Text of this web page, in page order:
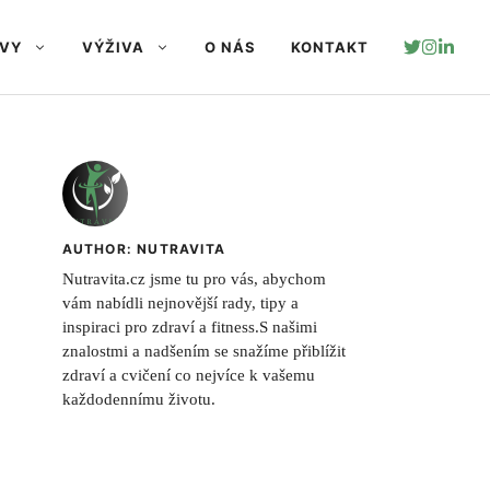
VÝŽIVA O NÁS KONTAKT
AUTHOR: NUTRAVITA
Nutravita.cz jsme tu pro vás, abychom
vám nabídli nejnovější rady, tipy a
inspiraci pro zdraví a fitness.S našimi
znalostmi a nadšením se snažíme přiblížit
zdraví a cvičení co nejvíce k vašemu
každodennímu životu.